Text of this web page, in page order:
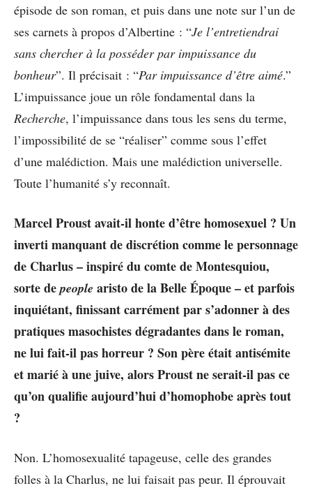
épisode de son roman, et puis dans une note sur l’un de
ses carnets à propos d’Albertine : “Je l’entretiendrai
sans chercher à la posséder par impuissance du
bonheur”. Il précisait : “Par impuissance d’être aimé.”
L’impuissance joue un rôle fondamental dans la
Recherche, l’impuissance dans tous les sens du terme,
l’impossibilité de se “réaliser” comme sous l’effet
d’une malédiction. Mais une malédiction universelle.
Toute l’humanité s’y reconnaît.
Marcel Proust avait-il honte d’être homosexuel ? Un
inverti manquant de discrétion comme le personnage
de Charlus – inspiré du comte de Montesquiou,
sorte depeople aristo de la Belle Époque – et parfois
inquiétant, finissant carrément par s’adonner à des
pratiques masochistes dégradantes dans le roman,
ne lui fait-il pas horreur ? Son père était antisémite
et marié à une juive, alors Proust ne serait-il pas ce
qu’on qualifie aujourd’hui d’homophobe après tout
?
Non. L’homosexualité tapageuse, celle des grandes
folles à la Charlus, ne lui faisait pas peur. Il éprouvait